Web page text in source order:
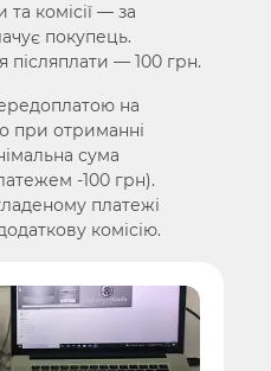
комісії — за
покупець.
післяплати — 100 грн.
на
при отриманні
сума
-100 грн).
платежі
комісію.